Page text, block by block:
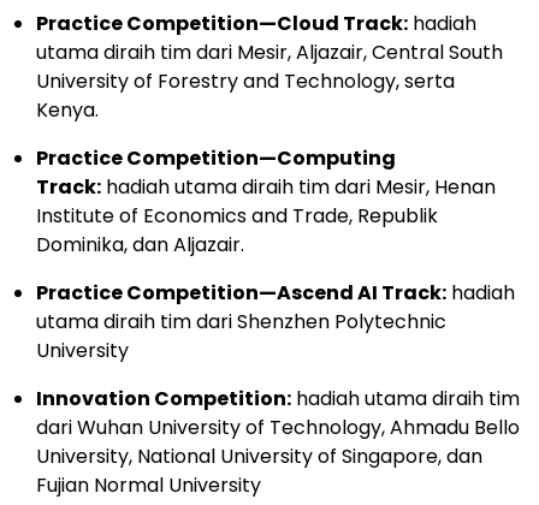
Practice Competition—Cloud Track: hadiah
utama diraih tim dari Mesir, Aljazair, Central South
University of Forestry and Technology, serta
Kenya.
Practice Competition—Computing
Track: hadiah utama diraih tim dari Mesir, Henan
Institute of Economics and Trade, Republik
Dominika, dan Aljazair.
Practice Competition—Ascend AI Track: hadiah
utama diraih tim dari Shenzhen Polytechnic
University
Innovation Competition: hadiah utama diraih tim
dari Wuhan University of Technology, Ahmadu Bello
University, National University of Singapore, dan
Fujian Normal University